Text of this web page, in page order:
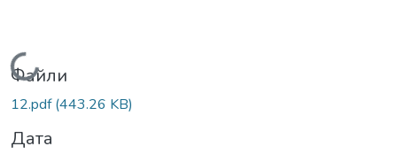
Вантажиться...
Файли
12.pdf(443.26 KB)
Дата